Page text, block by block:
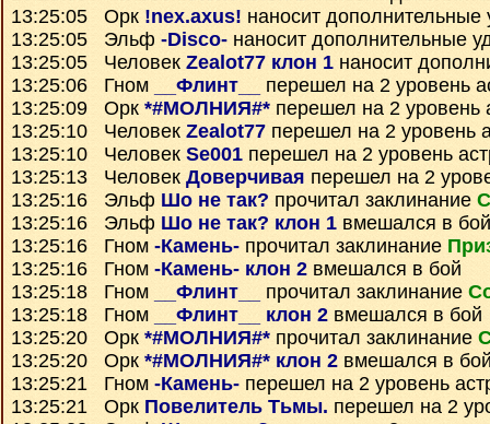
13:25:05 Орк !nex.axus! наносит дополнительные
13:25:05 Эльф -Disco- наносит дополнительные
13:25:05 Человек Zealot77 клон 1 наносит
13:25:06 Гном
__Флинт__
перешел на 2 уровень
13:25:09 Орк *#МОЛНИЯ#* перешел на 2 уровень
13:25:10 Человек Zealot77 перешел на 2 уровень
13:25:10 Человек Se001 перешел на 2 уровень
13:25:13 Человек Доверчивая перешел на 2
13:25:16 Эльф Шо не так? прочитал заклинание
13:25:16 Эльф Шо не так? клон 1 вмешался в бой
13:25:16 Гном -Камень- прочитал заклинание
13:25:16 Гном -Камень- клон 2 вмешался в бой
13:25:18 Гном
__Флинт__ прочитал заклинание
13:25:18 Гном
__Флинт__ клон 2 вмешался в бой
13:25:20 Орк *#МОЛНИЯ#* прочитал заклинание
13:25:20 Орк *#МОЛНИЯ#* клон 2 вмешался в
13:25:21 Гном -Камень- перешел на 2 уровень
13:25:21 Орк Повелитель Тьмы. перешел на 2